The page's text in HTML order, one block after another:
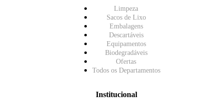
Limpeza
Sacos de Lixo
Embalagens
Descartáveis
Equipamentos
Biodegradáveis
Ofertas
Todos os Departamentos
Institucional